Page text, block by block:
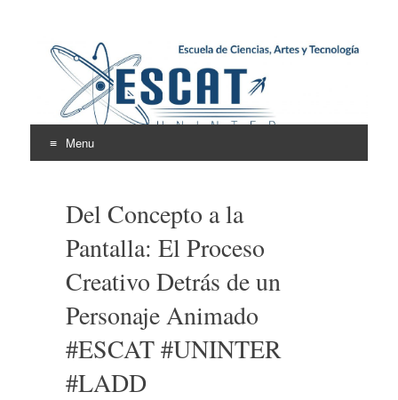
Escuela de Ciencias,
Artes y Tecnología
ESCAT
Menu
contentDel Concepto a la
Pantalla: El Proceso
Creativo Detrás de un
Personaje Animado
#ESCAT #UNINTER
#LADD